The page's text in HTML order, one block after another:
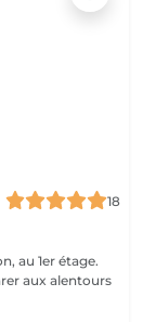
18
au 1er étage.